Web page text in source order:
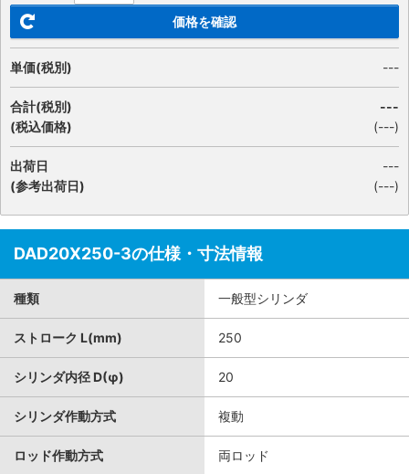
価格を確認
単価(税別) ---
合計(税別)
(税込価格)
---
(---)
出荷日
(参考出荷日)
---
(---)
DAD20X250-3の仕様・寸法情報
種類 一般型シリンダ
ストローク L(mm) 250
シリンダ内径 D(φ) 20
シリンダ作動方式 複動
ロッド作動方式 両ロッド